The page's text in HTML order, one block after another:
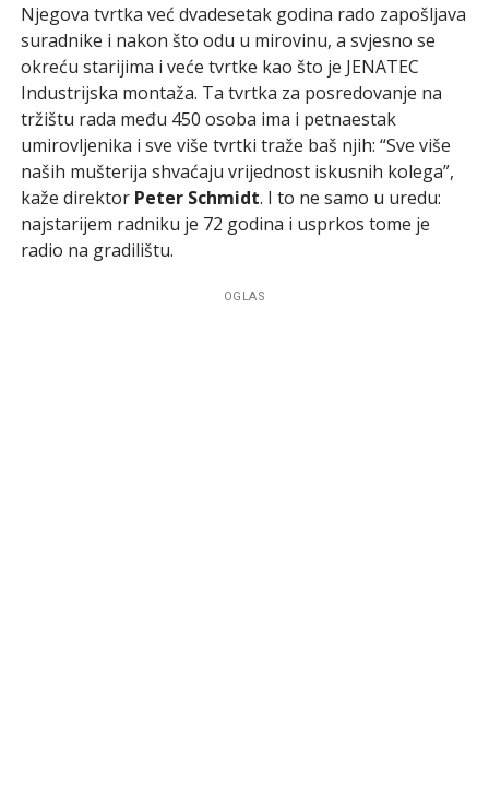
Njegova tvrtka već dvadesetak godina rado zapošljava
suradnike i nakon što odu u mirovinu, a svjesno se
okreću starijima i veće tvrtke kao što je JENATEC
Industrijska montaža. Ta tvrtka za posredovanje na
tržištu rada među 450 osoba ima i petnaestak
umirovljenika i sve više tvrtki traže baš njih: “Sve više
naših mušterija shvaćaju vrijednost iskusnih kolega”,
kaže direktor Peter Schmidt. I to ne samo u uredu:
najstarijem radniku je 72 godina i usprkos tome je
radio na gradilištu.
OGLAS